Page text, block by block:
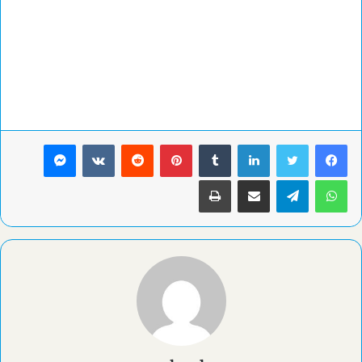
لينكدإن بينتيريست ماسنجر
واتساب تيلقرام مشاركة عبر البريد طباعة